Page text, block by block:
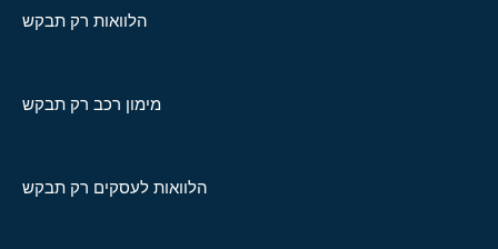
הלוואות רק תבקש
מימון רכב רק תבקש
הלוואות לעסקים רק תבקש